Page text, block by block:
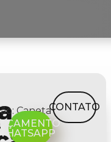
CanetaCONTATO